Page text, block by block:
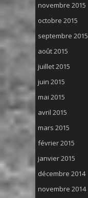
novembre 2015
octobre 2015
septembre 2015
août 2015
juillet 2015
juin 2015
mai 2015
avril 2015
mars 2015
février 2015
janvier 2015
décembre 2014
novembre 2014